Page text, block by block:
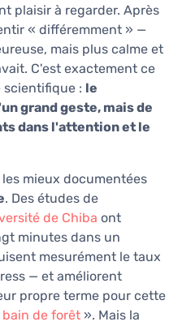
plaisir à regarder. Après
« différemment » —
mais plus calme et
C'est exactement ce
: le
grand geste, mais de
dans l'attention et le
mieux documentées
. Des études de
de Chiba ont
minutes dans un
mesurément le taux
— et améliorent
propre terme pour cette
bain de forêt ». Mais la